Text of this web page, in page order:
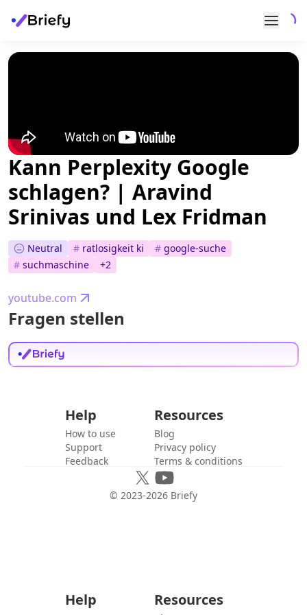
Kann Perplexity Google
schlagen? | Aravind
Srinivas und Lex Fridman
Neutral # ratlosigkeit ki # google-suche
# suchmaschine +2
youtube.com
Fragen stellen
Help
How to use
Support
Feedback
Resources
Blog
Privacy policy
Terms & conditions
© 2023-2026 Briefy
Help Resources